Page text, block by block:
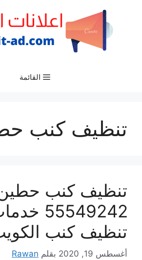
القائمة
تنظيف كنب
تنظيف كنب
55549242
تنظيف كنب
أغسطس 19, 2020 بقلم Rawan